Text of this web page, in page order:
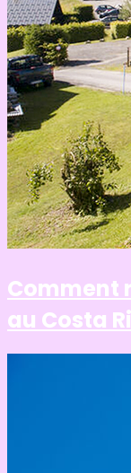
Comment
au Costa